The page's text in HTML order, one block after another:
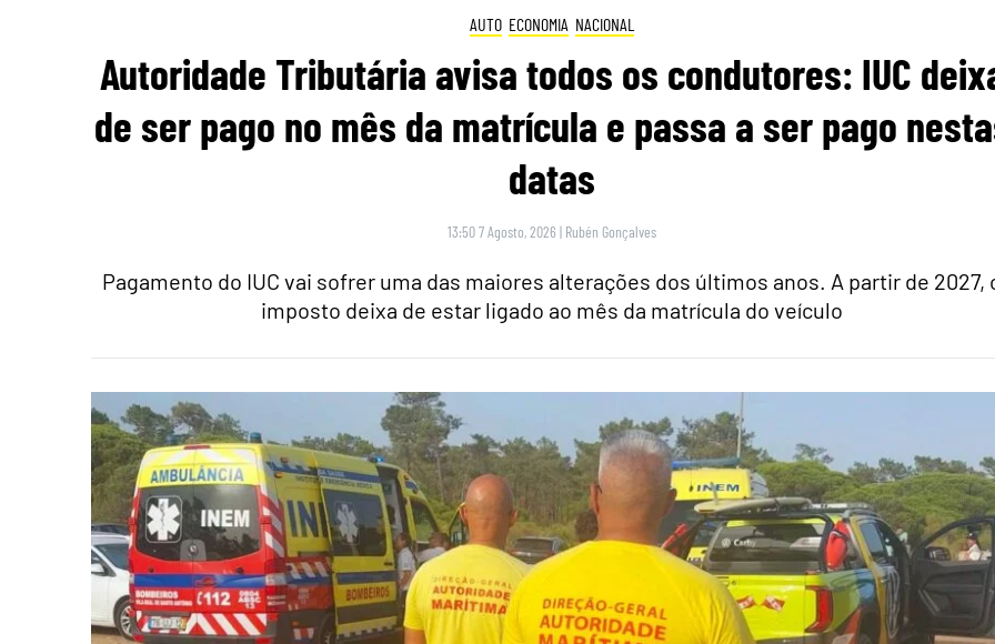
AUTO ECONOMIA NACIONAL
Autoridade Tributária avisa todos os condutores: IUC
de ser pago no mês da matrícula e passa a ser pago
datas
13:50 7 Agosto, 2026 | Rubén Gonçalves
Pagamento do IUC vai sofrer uma das maiores alterações dos últimos anos. A partir de 2027,
imposto deixa de estar ligado ao mês da matrícula do veículo